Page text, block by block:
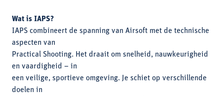
Wat is IAPS?
IAPS combineert de spanning van Airsoft met de technische
aspecten van
Practical Shooting. Het draait om snelheid, nauwkeurigheid
en vaardigheid – in
een veilige, sportieve omgeving. Je schiet op verschillende
doelen in